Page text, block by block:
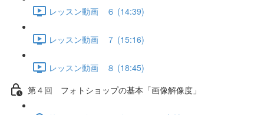
レッスン動画 ６ (14:39)
レッスン動画 ７ (15:16)
レッスン動画 ８ (18:45)
第４回 フォトショップの基本「画像解像度」